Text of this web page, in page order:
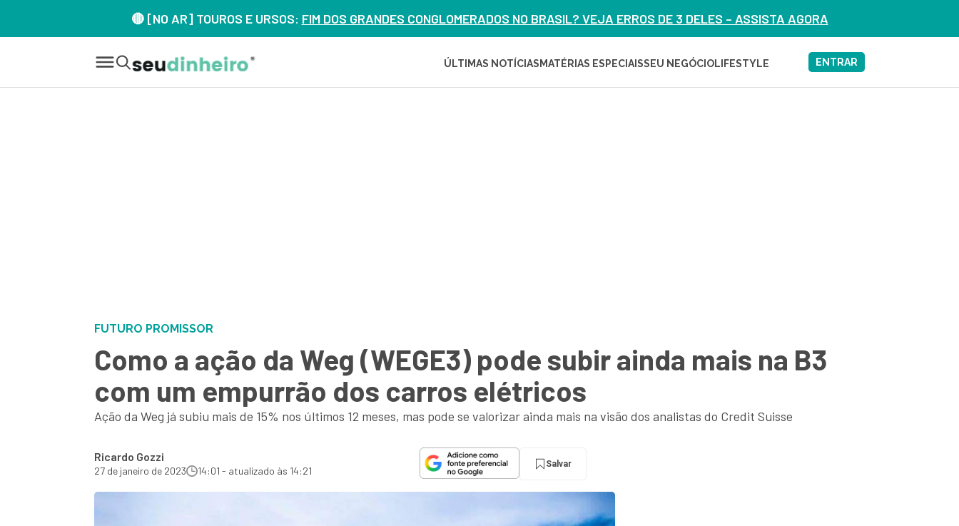
🔴 [NO AR] TOUROS E URSOS: FIM DOS GRANDES CONGLOMERADOS NO BRASIL? VEJA ERROS DE 3 DELES – ASSISTA AGORA
ÚLTIMAS NOTÍCIAS MATÉRIAS ESPECIAISSEU NEGÓCIOLIFESTYLE ENTRAR
FUTURO PROMISSOR
Como a ação da Weg (WEGE3) pode subir ainda mais na B3
com um empurrão dos carros elétricos
Ação da Weg já subiu mais de 15% nos últimos 12 meses, mas pode se valorizar ainda mais na visão dos analistas do Credit Suisse
Ricardo Gozzi
27 de janeiro de 2023 14:01 - atualizado às 14:21
Salvar